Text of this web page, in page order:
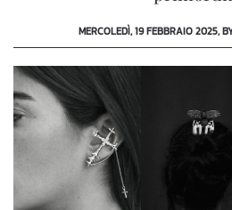
MERCOLEDÌ, 19 FEBBRAIO 2025,